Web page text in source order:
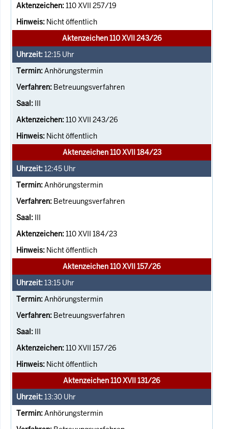
110 XVII 257/19
Nicht öffentlich
Aktenzeichen 110 XVII 243/26
12:15 Uhr
Anhörungstermin
Betreuungsverfahren
III
110 XVII 243/26
Nicht öffentlich
Aktenzeichen 110 XVII 184/23
12:45 Uhr
Anhörungstermin
Betreuungsverfahren
III
110 XVII 184/23
Nicht öffentlich
Aktenzeichen 110 XVII 157/26
13:15 Uhr
Anhörungstermin
Betreuungsverfahren
III
110 XVII 157/26
Nicht öffentlich
Aktenzeichen 110 XVII 131/26
13:30 Uhr
Anhörungstermin